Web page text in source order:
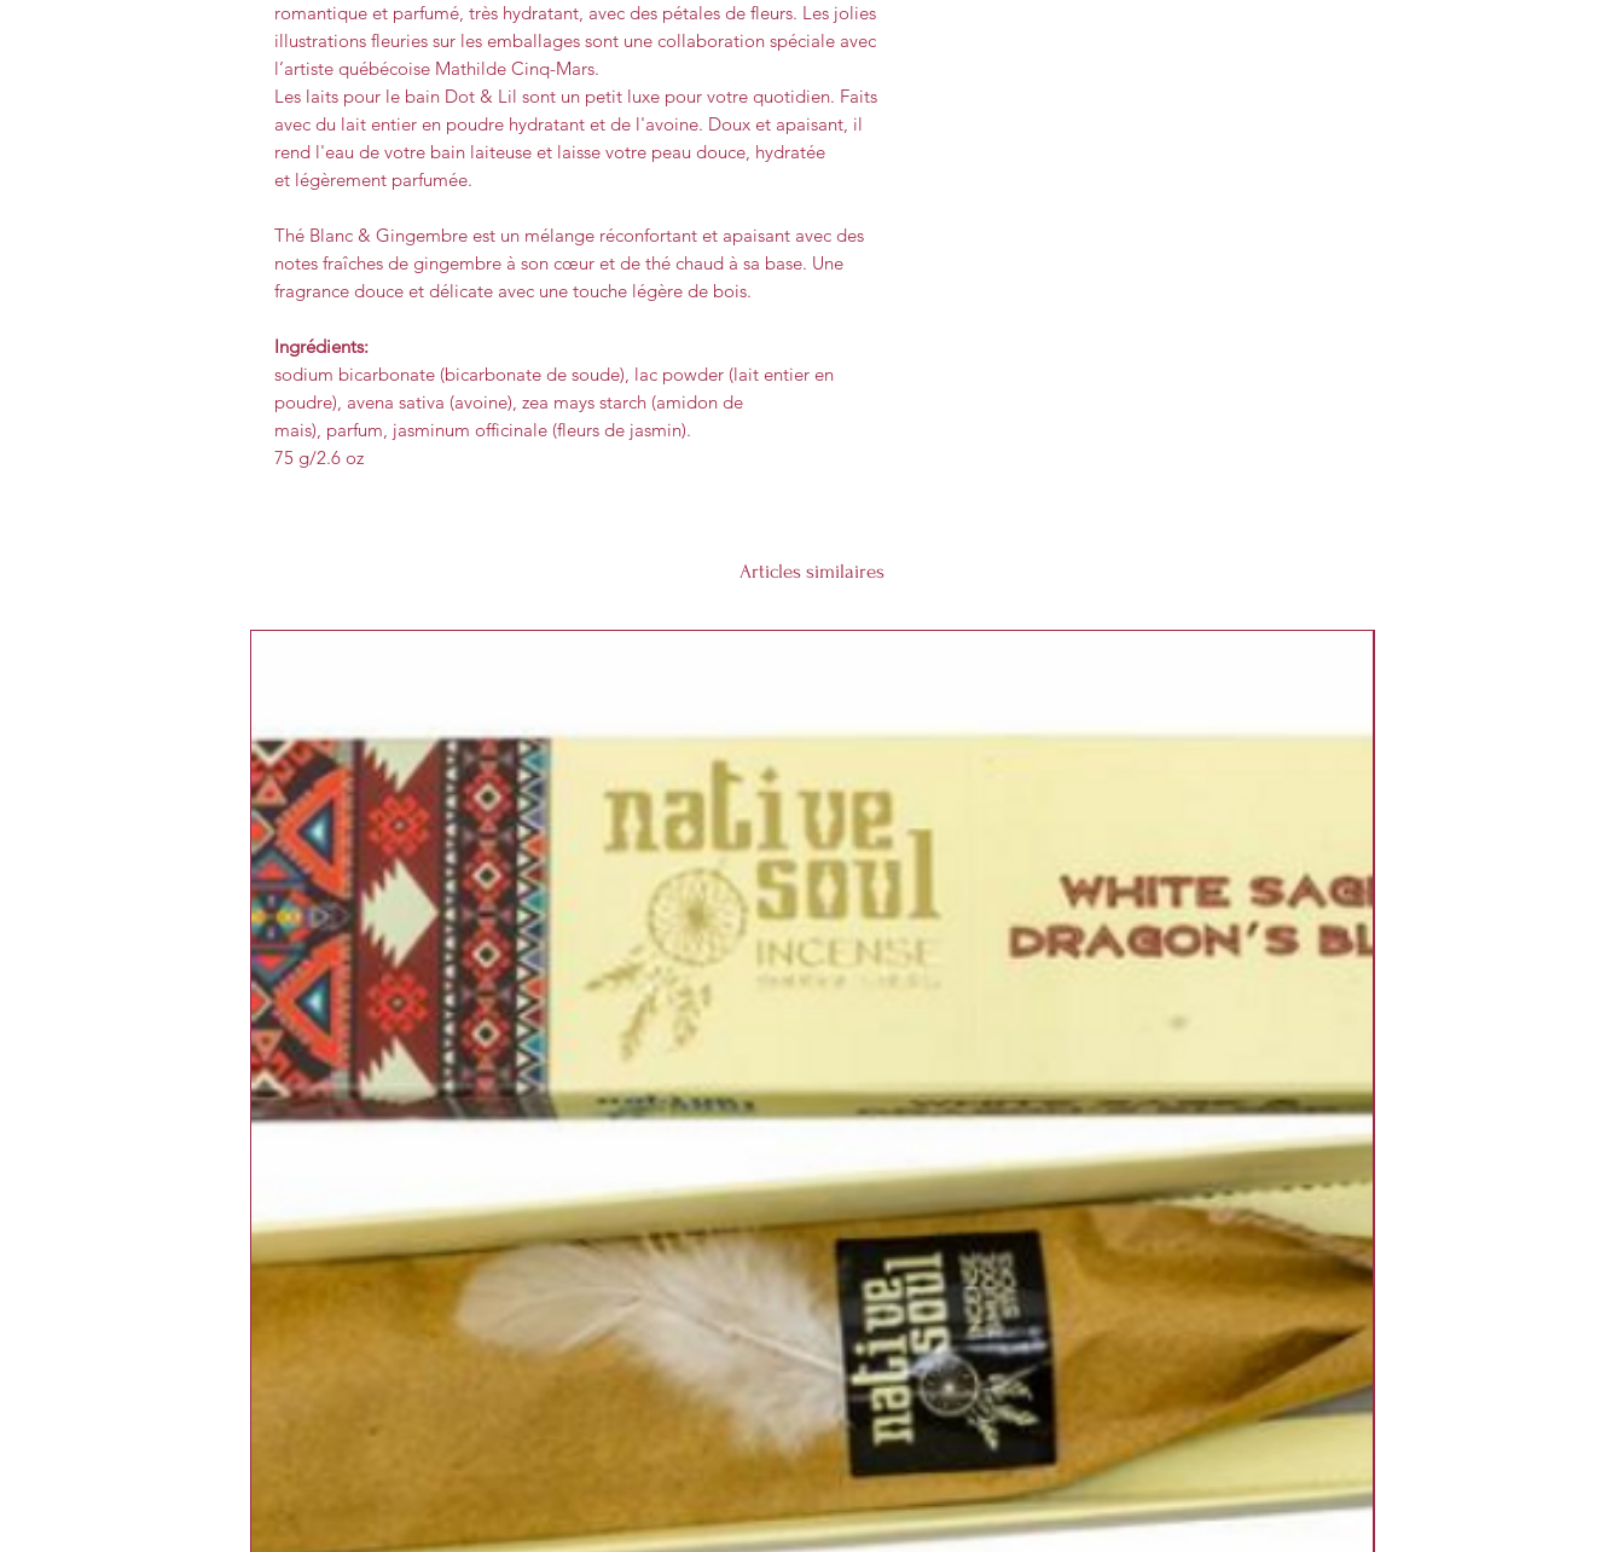
romantique et parfumé, très hydratant, avec des pétales de fleurs. Les jolies
illustrations fleuries sur les emballages sont une collaboration spéciale avec
l’artiste québécoise Mathilde Cinq-Mars.
Les laits pour le bain Dot & Lil sont un petit luxe pour votre quotidien. Faits
avec du lait entier en poudre hydratant et de l'avoine. Doux et apaisant, il
rend l'eau de votre bain laiteuse et laisse votre peau douce, hydratée
et légèrement parfumée.
Thé Blanc & Gingembre est un mélange réconfortant et apaisant avec des
notes fraîches de gingembre à son cœur et de thé chaud à sa base. Une
fragrance douce et délicate avec une touche légère de bois.
Ingrédients:
sodium bicarbonate (bicarbonate de soude), lac powder (lait entier en
poudre), avena sativa (avoine), zea mays starch (amidon de
mais), parfum, jasminum officinale (fleurs de jasmin).
75 g/2.6 oz
Articles similaires